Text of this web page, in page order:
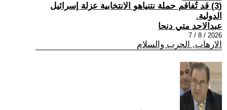
(3) قد تُفاقم حملة نتنياهو الانتخابية عزلة إسرائيل
الدولية.
عبدالاحد متي دنحا
2026 / 8 / 7
الارهاب, الحرب والسلام